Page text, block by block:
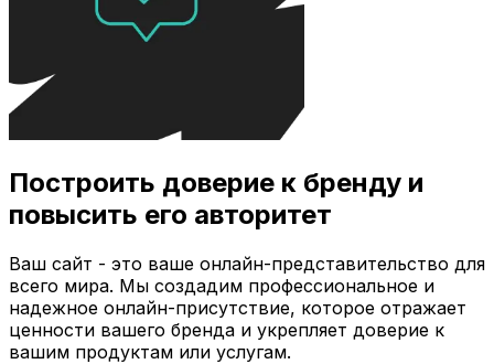
Построить доверие к бренду и
повысить его авторитет
Ваш сайт - это ваше онлайн-представительство для
всего мира. Мы создадим профессиональное и
надежное онлайн-присутствие, которое отражает
ценности вашего бренда и укрепляет доверие к
вашим продуктам или услугам.